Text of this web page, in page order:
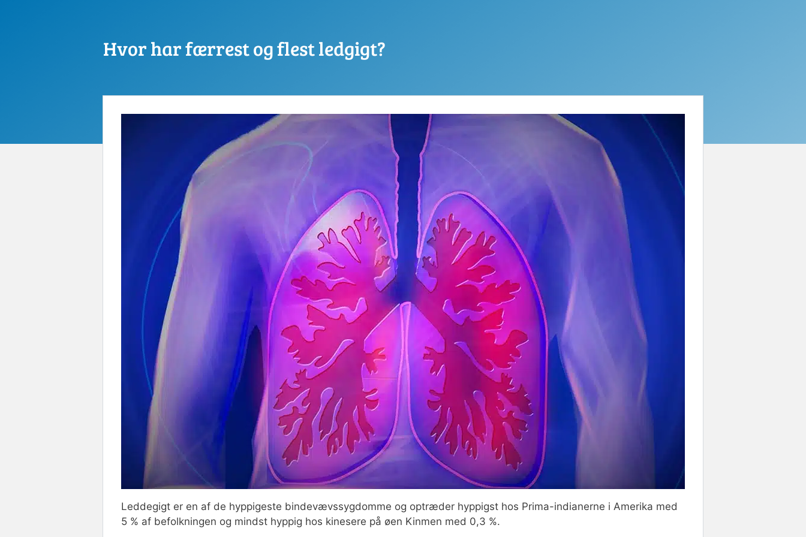
Hvor har færrest og flest ledgigt?
Leddegigt er en af de hyppigeste bindevævssygdomme og optræder hyppigst hos Prima-indianerne i Amerika med
5 % af befolkningen og mindst hyppig hos kinesere på øen Kinmen med 0,3 %.